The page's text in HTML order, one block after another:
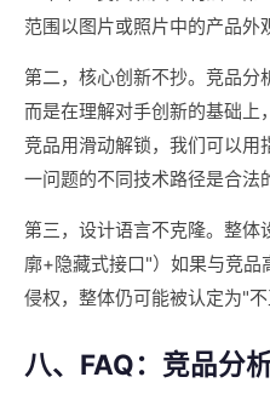
范围以图片或照片中的产品外
第二，核心创新不抄。竞品分
而是在理解对手创新的基础上
竞品用滑动解锁，我们可以
一问题的不同技术路径是合法
第三，设计语言不克隆。整
廓+隐藏式接口"）如果与竞
侵权，整体仍可能被认定为"不
八、FAQ：竞品分